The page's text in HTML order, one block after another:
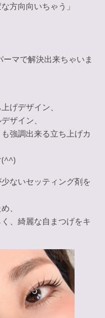
方向向いちゃう」
マで解決出来ちゃいま
げデザイン、
ザイン、
強調出来る立ち上げカ
(^^)
ないセッティング剤を
、
、綺麗な自まつげをキ